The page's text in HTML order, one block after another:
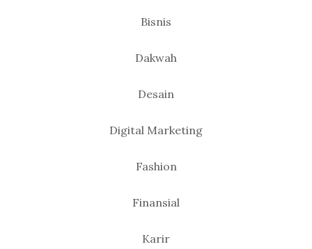
Bisnis
Dakwah
Desain
Digital Marketing
Fashion
Finansial
Karir